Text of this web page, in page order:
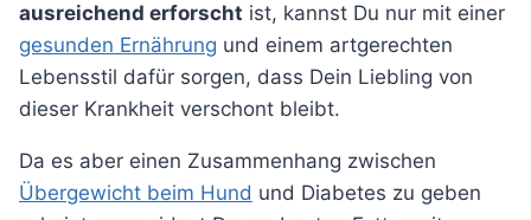
ausreichend erforscht ist, kannst Du nur mit einer
gesunden Ernährung und einem artgerechten
Lebensstil dafür sorgen, dass Dein Liebling von
dieser Krankheit verschont bleibt.
Da es aber einen Zusammenhang zwischen
Übergewicht beim Hund und Diabetes zu geben